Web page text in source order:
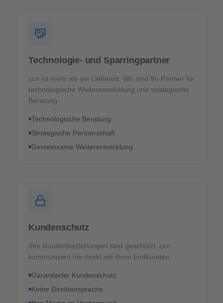
Technologie- und Sparringpartner
ccn ist mehr als ein Lieferant. Wir sind Ihr Partner für
technologische Weiterentwicklung und strategische
Beratung.
Technologische Beratung
Strategische Partnerschaft
Gemeinsame Weiterentwicklung
Kundenschutz
Ihre Kundenbeziehungen sind geschützt. ccn
kommuniziert nie direkt mit Ihren Endkunden.
Garantierter Kundenschutz
Keine Direktansprache